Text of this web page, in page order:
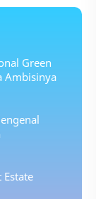
Green
Ambisinya
Estate